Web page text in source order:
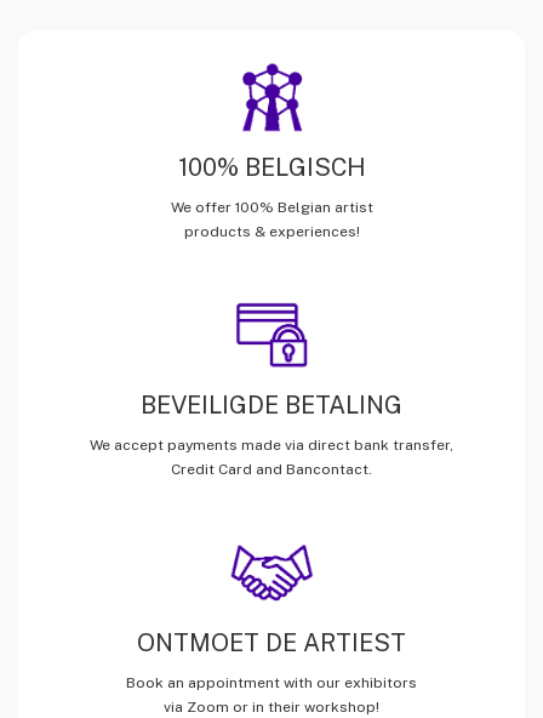
100% BELGISCH
We offer 100% Belgian artist
products & experiences!
BEVEILIGDE BETALING
We accept payments made via direct bank transfer,
Credit Card and Bancontact.
ONTMOET DE ARTIEST
Book an appointment with our exhibitors
via Zoom or in their workshop!